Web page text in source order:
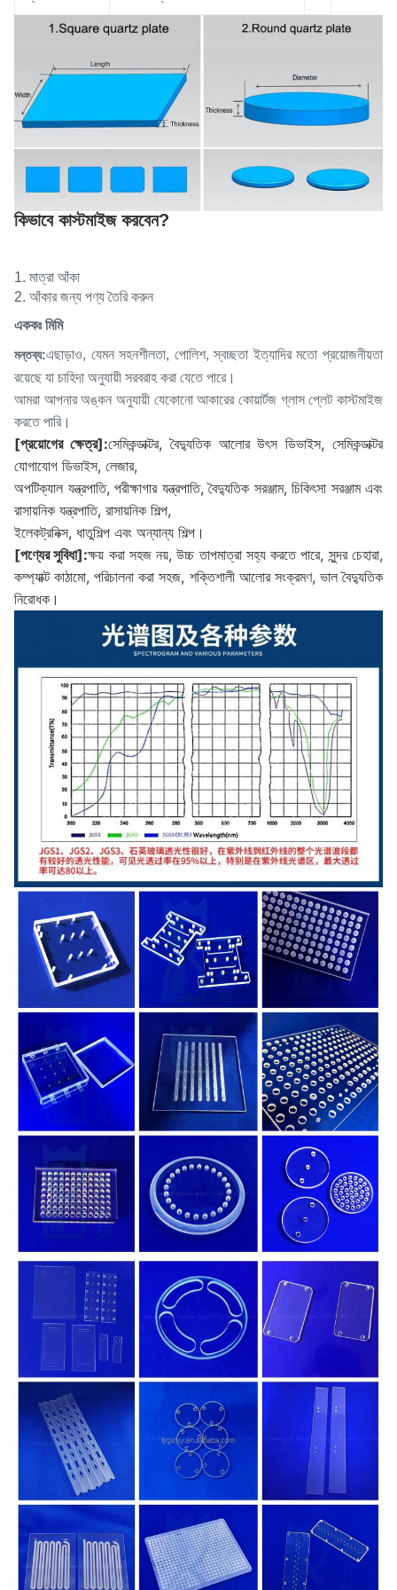
কিভাবে কাস্টমাইজ করবেন?
1. মাত্রা আঁকা
2. আঁকার জন্য পণ্য তৈরি করুন
এককঃ মিমি
মন্তব্য:এছাড়াও, যেমন সহনশীলতা, পোলিশ, স্বচ্ছতা ইত্যাদির মতো প্রয়োজনীয়তা
রয়েছে যা চাহিদা অনুযায়ী সরবরাহ করা যেতে পারে।
আমরা আপনার অঙ্কন অনুযায়ী যেকোনো আকারের কোয়ার্টজ গ্লাস প্লেট কাস্টমাইজ
করতে পারি।
[প্রয়োগের ক্ষেত্র]:সেমিকন্ডাক্টর, বৈদ্যুতিক আলোর উৎস ডিভাইস, সেমিকন্ডাক্টর
যোগাযোগ ডিভাইস, লেজার,
অপটিক্যাল যন্ত্রপাতি, পরীক্ষাগার যন্ত্রপাতি, বৈদ্যুতিক সরঞ্জাম, চিকিৎসা সরঞ্জাম এবং
রাসায়নিক যন্ত্রপাতি, রাসায়নিক শিল্প,
ইলেকট্রনিক্স, ধাতুশিল্প এবং অন্যান্য শিল্প।
[পণ্যের সুবিধা]:ক্ষয় করা সহজ নয়, উচ্চ তাপমাত্রা সহ্য করতে পারে, সুন্দর চেহারা,
কম্প্যাক্ট কাঠামো, পরিচালনা করা সহজ, শক্তিশালী আলোর সংক্রমণ, ভাল বৈদ্যুতিক
নিরোধক।